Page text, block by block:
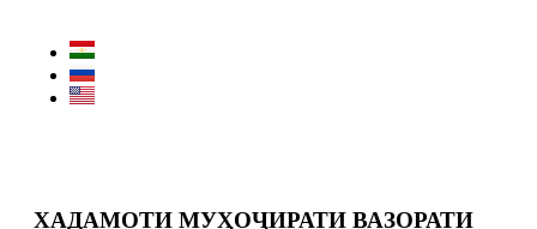
ХАДАМОТИ МУҲОҶИРАТИ ВАЗОРАТИ